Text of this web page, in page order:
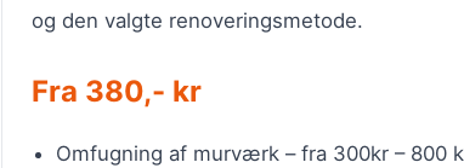
og den valgte renoveringsmetode.
Fra 380,- kr
Omfugning af murværk – fra 300kr – 800